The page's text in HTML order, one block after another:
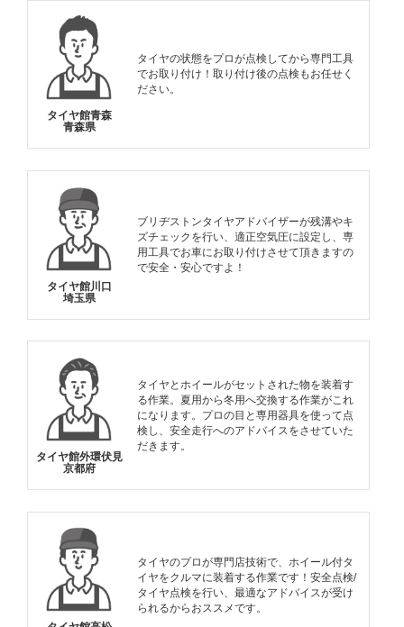
タイヤ館青森
青森県
タイヤの状態をプロが点検してから専門工具
でお取り付け！取り付け後の点検もお任せく
ださい。
タイヤ館川口
埼玉県
ブリヂストンタイヤアドバイザーが残溝やキ
ズチェックを行い、適正空気圧に設定し、専
用工具でお車にお取り付けさせて頂きますの
で安全・安心ですよ！
タイヤ館外環伏見
京都府
タイヤとホイールがセットされた物を装着す
る作業。夏用から冬用へ交換する作業がこれ
になります。プロの目と専用器具を使って点
検し、安全走行へのアドバイスをさせていた
だきます。
タイヤのプロが専門店技術で、ホイール付タ
イヤをクルマに装着する作業です！安全点検/
タイヤ点検を行い、最適なアドバイスが受け
られるからおススメです。